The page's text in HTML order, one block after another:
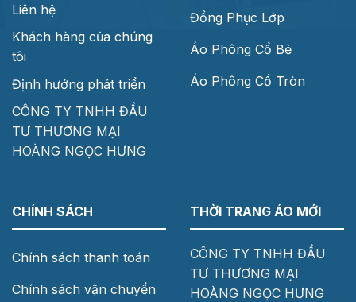
Liên hệ
Khách hàng của chúng
tôi
Định hướng phát triển
CÔNG TY TNHH ĐẦU
TƯ THƯƠNG MẠI
HOÀNG NGỌC HƯNG
Đồng Phục Lớp
Áo Phông Cổ Bẻ
Áo Phông Cổ Tròn
CHÍNH SÁCH
Chính sách thanh toán
Chính sách vận chuyển
THỜI TRANG ÁO MỚI
CÔNG TY TNHH ĐẦU
TƯ THƯƠNG MẠI
HOÀNG NGỌC HƯNG